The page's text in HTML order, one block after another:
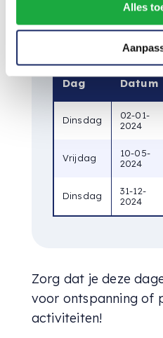
Alles
(Verplichte)
Dag Datum
Dinsdag
02-01-
2024
Vrijdag
10-05-
2024
Dinsdag
31-12-
2024
Zorg dat je deze
voor ontspanning of
activiteiten!